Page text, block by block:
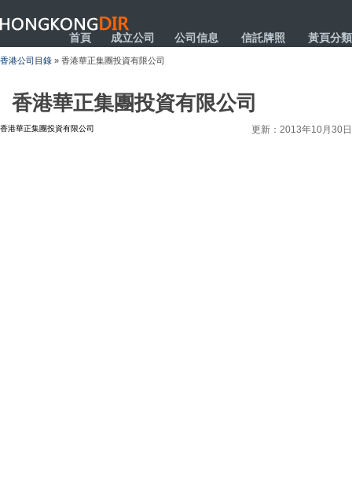
HONGKONGDIR
首頁 成立公司 公司信息 信託牌照 黃頁分類
香港公司目錄 » 香港華正集團投資有限公司
香港華正集團投資有限公司
香港華正集團投資有限公司 更新：2013年10月30日